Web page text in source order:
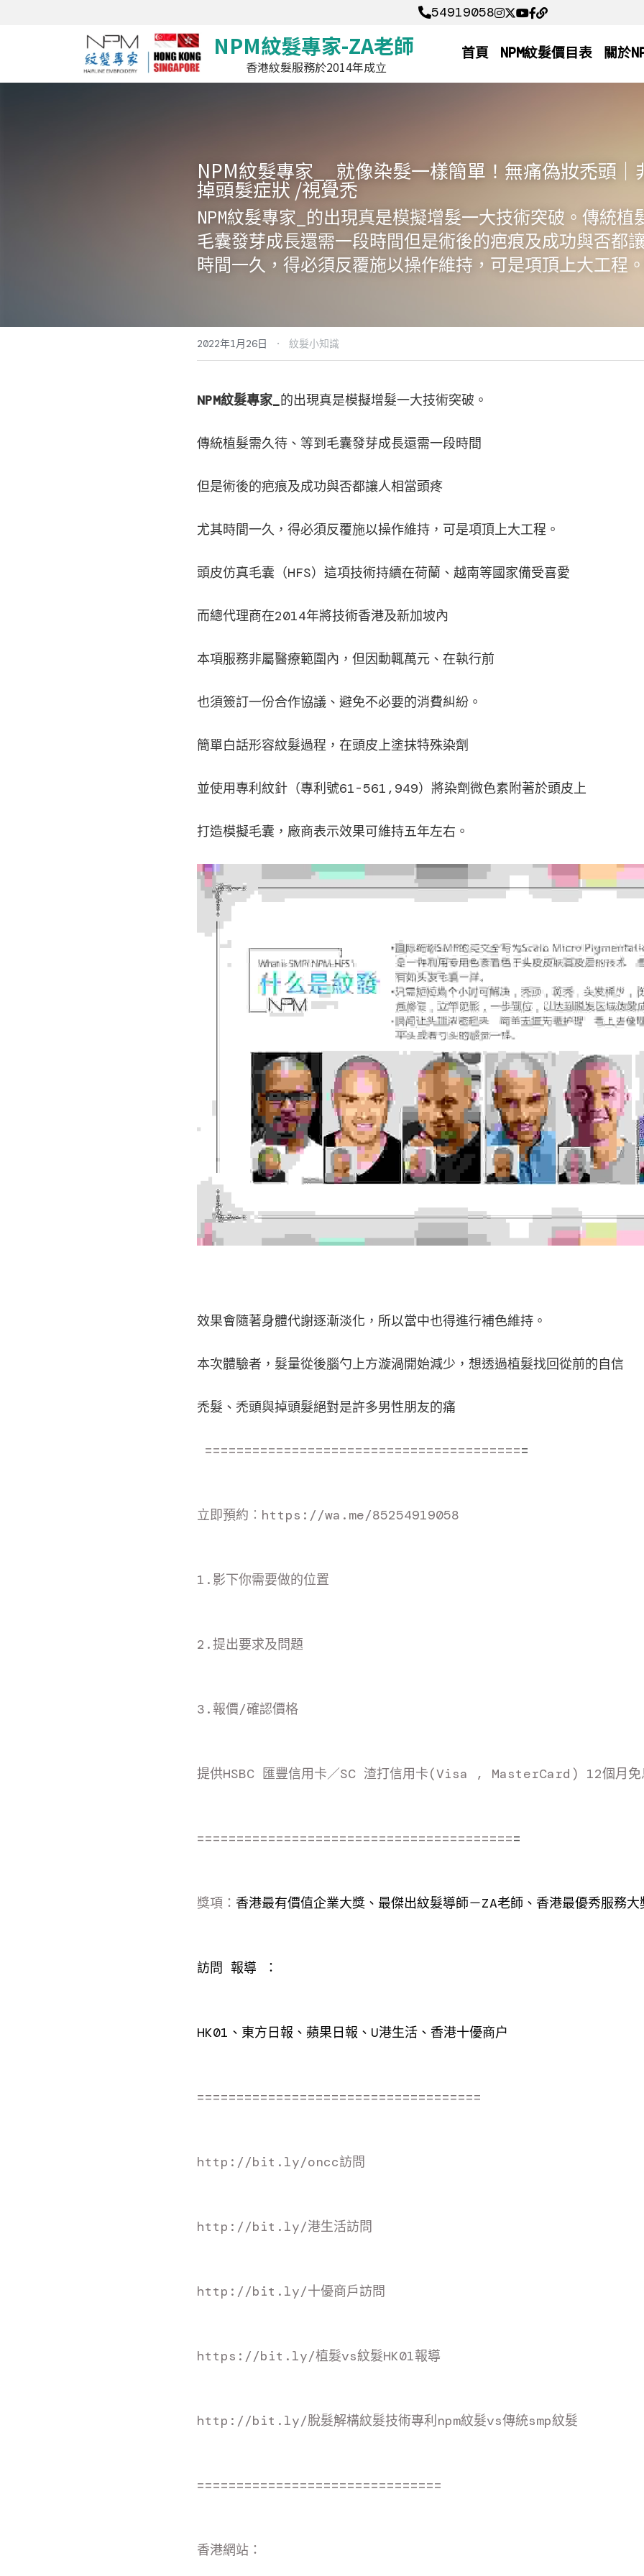
54919058
54919058
NPM紋髮專家-ZA老師
香港紋髮服務於2014年成立
首頁 NPM紋髮價目表 關於
NPM紋髮專家__就像染髮一樣簡單！無痛偽妝禿頭｜
掉頭髮症狀 /視覺禿
NPM紋髮專家_的出現真是模擬增髮一大技術突破。傳統植
毛囊發芽成長還需一段時間但是術後的疤痕及成功與否都
時間一久，得必須反覆施以操作維持，可是項頂上大工程
2022年1月26日 · 紋髮小知識
NPM紋髮專家_的出現真是模擬增髮一大技術突破。
傳統植髮需久待、等到毛囊發芽成長還需一段時間
但是術後的疤痕及成功與否都讓人相當頭疼
尤其時間一久，得必須反覆施以操作維持，可是項頂上大工程。
頭皮仿真毛囊（HFS）這項技術持續在荷蘭、越南等國家備受喜愛
而總代理商在2014年將技術香港及新加坡內
本項服務非屬醫療範圍內，但因動輒萬元、在執行前
也須簽訂一份合作協議、避免不必要的消費糾紛。
簡單白話形容紋髮過程，在頭皮上塗抹特殊染劑
並使用專利紋針（專利號61-561,949）將染劑微色素附著於頭皮上
打造模擬毛囊，廠商表示效果可維持五年左右。
效果會隨著身體代謝逐漸淡化，所以當中也得進行補色維持。
本次體驗者，髮量從後腦勺上方漩渦開始減少，想透過植髮找回從前的自信
禿髮、禿頭與掉頭髮絕對是許多男性朋友的痛
=========================================
立即預約 ︰https://wa.me/85254919058
1.影下你需要做的位置
2.提出要求及問題
3.報價/確認價格
提供HSBC 匯豐信用卡／SC 渣打信用卡(Visa , MasterCard) 12個月免
=========================================
獎項： 香港最有價值企業大獎、最傑出紋髮導師－ZA老師、香港最優秀服務大
訪問 報導 ：
HK01、東方日報、蘋果日報、U港生活、香港十優商户
====================================
http://bit.ly/oncc訪問
http://bit.ly/港生活訪問
http://bit.ly/十優商戶訪問
https://bit.ly/植髮vs紋髮HK01報導
http://bit.ly/脫髮解構紋髮技術專利npm紋髮vs傳統smp紋髮
===============================
香港網站：